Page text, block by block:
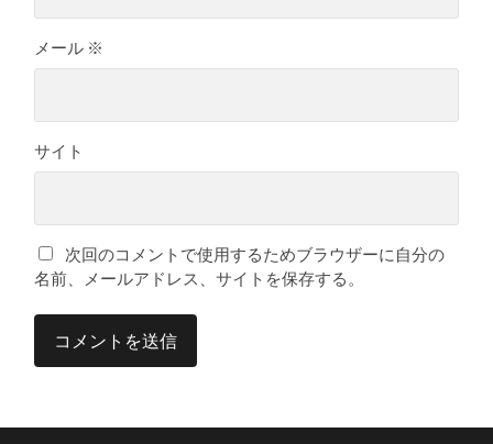
メール ※
サイト
次回のコメントで使用するためブラウザーに自分の
名前、メールアドレス、サイトを保存する。